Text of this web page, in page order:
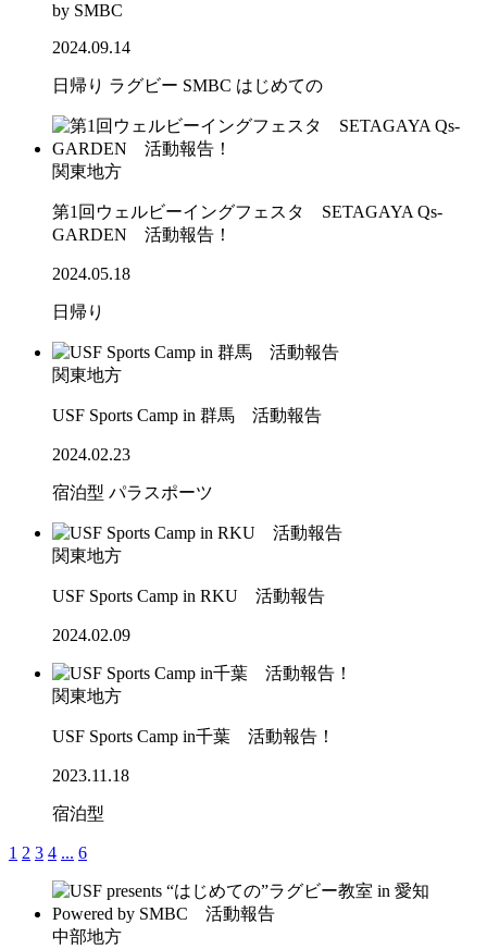
by SMBC
2024.09.14
日帰り ラグビー SMBC はじめての
関東地方
第1回ウェルビーイングフェスタ SETAGAYA Qs-
GARDEN 活動報告！
2024.05.18
日帰り
関東地方
USF Sports Camp in 群馬 活動報告
2024.02.23
宿泊型 パラスポーツ
関東地方
USF Sports Camp in RKU 活動報告
2024.02.09
関東地方
USF Sports Camp in千葉 活動報告！
2023.11.18
宿泊型
1 2 3 4 ... 6
中部地方